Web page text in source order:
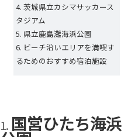
茨城県立カシマサッカース
タジアム
県立鹿島灘海浜公園
ビーチ沿いエリアを満喫す
るためのおすすめ宿泊施設
国営ひたち海浜